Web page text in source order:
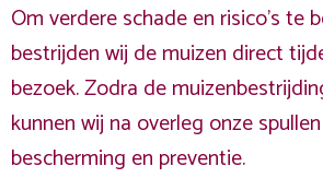
Om verdere schade en risico's te
bestrijden wij de muizen direct
bezoek. Zodra de
kunnen wij na overleg onze
bescherming en preventie.